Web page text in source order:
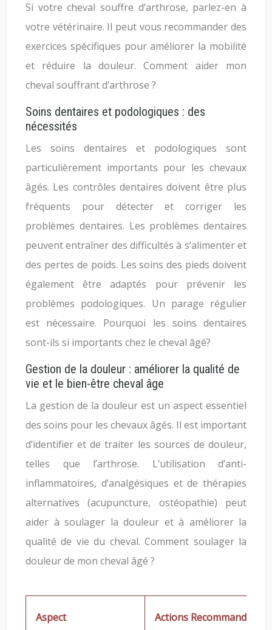
Si votre cheval souffre d’arthrose, parlez-en à
votre vétérinaire. Il peut vous recommander des
exercices spécifiques pour améliorer la mobilité
et réduire la douleur. Comment aider mon
cheval souffrant d’arthrose ?
Soins dentaires et podologiques : des
nécessités
Les soins dentaires et podologiques sont
particulièrement importants pour les chevaux
âgés. Les contrôles dentaires doivent être plus
fréquents pour détecter et corriger les
problèmes dentaires. Les problèmes dentaires
peuvent entraîner des difficultés à s’alimenter et
des pertes de poids. Les soins des pieds doivent
également être adaptés pour prévenir les
problèmes podologiques. Un parage régulier
est nécessaire. Pourquoi les soins dentaires
sont-ils si importants chez le cheval âgé?
Gestion de la douleur : améliorer la qualité de
vie et le bien-être cheval âge
La gestion de la douleur est un aspect essentiel
des soins pour les chevaux âgés. Il est important
d’identifier et de traiter les sources de douleur,
telles que l’arthrose. L’utilisation d’anti-
inflammatoires, d’analgésiques et de thérapies
alternatives (acupuncture, ostéopathie) peut
aider à soulager la douleur et à améliorer la
qualité de vie du cheval. Comment soulager la
douleur de mon cheval âgé ?
Aspect Actions Recommandées